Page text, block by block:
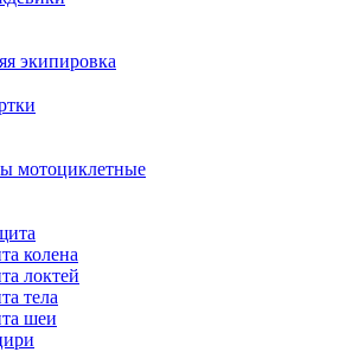
экипировка
мотоциклетные
колена
локтей
тела
шеи